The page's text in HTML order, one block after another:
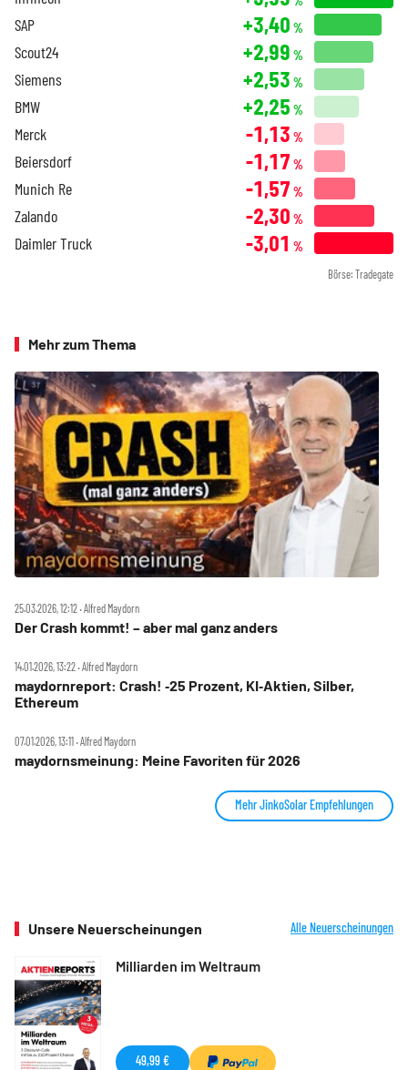
SAP +3,40 %
Scout24 +2,99 %
Siemens +2,53 %
BMW +2,25 %
Merck -1,13 %
Beiersdorf -1,17 %
Munich Re -1,57 %
Zalando -2,30 %
Daimler Truck -3,01 %
Börse: Tradegate
Mehr zum Thema
25.03.2026, 12:12 ‧ Alfred Maydorn
Der Crash kommt! – aber mal ganz anders
14.01.2026, 13:22 ‧ Alfred Maydorn
maydornreport: Crash! ‑25 Prozent, KI‑Aktien, Silber,
Ethereum
07.01.2026, 13:11 ‧ Alfred Maydorn
maydornsmeinung: Meine Favoriten für 2026
Mehr JinkoSolar Empfehlungen
Unsere Neuerscheinungen Alle Neuerscheinungen
Milliarden im Weltraum
49,99 €